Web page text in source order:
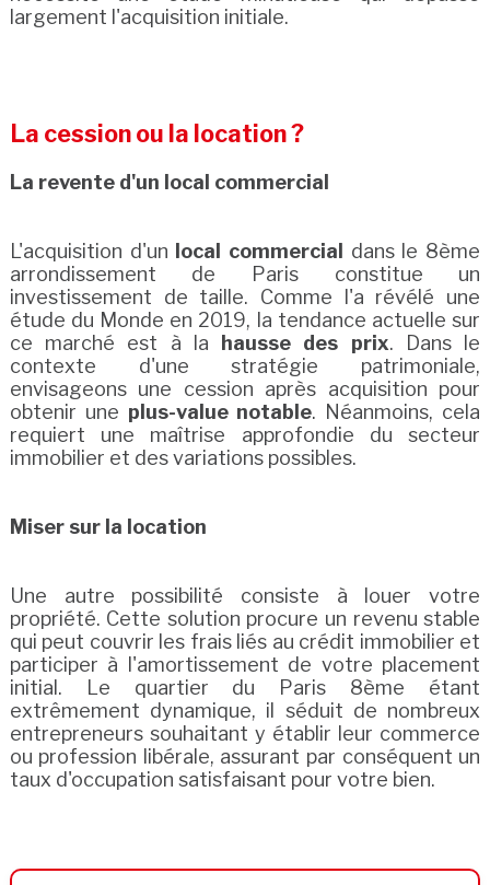
largement l'acquisition initiale.
La cession ou la location ?
La revente d'un local commercial
L'acquisition d'un local commercial
dans le 8ème
arrondissement de Paris constitue un
investissement de taille. Comme l'a révélé une
étude du Monde en 2019, la tendance actuelle sur
ce marché est à la
hausse des prix. Dans le
contexte d'une stratégie patrimoniale,
envisageons une cession après acquisition pour
obtenir une plus-value notable. Néanmoins, cela
requiert une maîtrise approfondie du secteur
immobilier et des variations possibles.
Miser sur la location
Une autre possibilité consiste à louer votre
propriété. Cette solution procure un revenu stable
qui peut couvrir les frais liés au crédit immobilier et
participer à l'amortissement de votre placement
initial. Le quartier du Paris 8ème étant
extrêmement dynamique, il séduit de nombreux
entrepreneurs souhaitant y établir leur commerce
ou profession libérale, assurant par conséquent un
taux d'occupation satisfaisant pour votre bien.